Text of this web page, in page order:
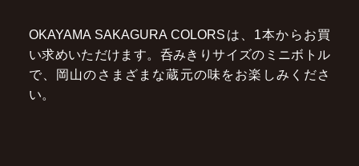
OKAYAMA SAKAGURA COLORSは、1本からお買
い求めいただけます。呑みきりサイズのミニボトル
で、岡山のさまざまな蔵元の味をお楽しみくださ
い。